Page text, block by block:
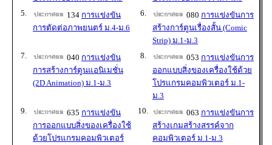
5.
134 การแข่งขัน
การตัดต่อภาพยนตร์ ม.4-ม.6
6. 080 การแข่งขันการ
สร้างการ์ตูนเรื่องสั้น (Comic
Strip) ม.1-ม.3
7.
040 การแข่งขัน
การสร้างการ์ตูนแอนิเมชั่น
(2D Animation) ม.1-ม.3
8. 053 การแข่งขันการ
ออกแบบสิ่งของเครื่องใช้ด้วย
โปรแกรมคอมพิวเตอร์ ม.1-
ม.3
9.
635 การแข่งขัน
การออกแบบสิ่งของเครื่องใช้
ด้วยโปรแกรมคอมพิวเตอร์
10. 063 การแข่งขันการ
สร้างเกมสร้างสรรค์จาก
คอมพิวเตอร์ ม.1-ม.3